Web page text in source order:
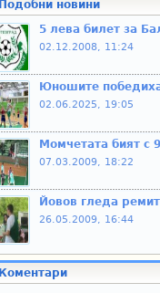
Подобни новини
5 лева билет за
02.12.2008, 11:24
Юношите
02.06.2025, 19:05
Момчетата бият с
07.03.2009, 18:22
Йовов гледа
26.05.2009, 16:44
Коментари